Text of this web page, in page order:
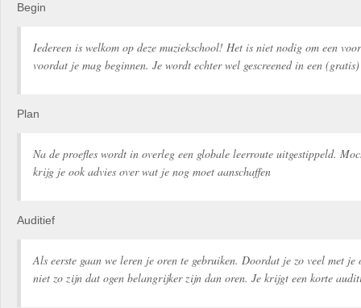
Begin
Iedereen is welkom op deze muziekschool! Het is niet nodig om een
voordat je mag beginnen. Je wordt echter wel gescreened in een
Plan
Na de proefles wordt in overleg een globale leerroute uitgestippeld.
krijg je ook advies over wat je nog moet aanschaffen
Auditief
Als eerste gaan we leren je oren te gebruiken. Doordat je zo veel met je
niet zo zijn dat ogen belangrijker zijn dan oren. Je krijgt een korte